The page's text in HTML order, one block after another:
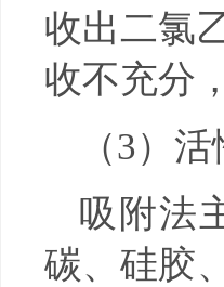
收出二氯
收不充分
（3）
吸附法
碳、硅胶